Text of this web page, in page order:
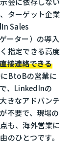
ターゲット企業
Sales
ーター）の導入
指定できる高度
接連絡できる
BtoBの営業に
、LinkedInの
きなアドバンテ
不要で、現場の
も、海外営業に
のひとつです。